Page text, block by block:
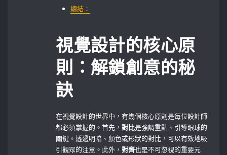
總結：
視覺設計的核心原
則：解鎖創意的秘
訣
在視覺設計的世界中，有幾個核心原則是每位設計師
都必須掌握的。首先，對比是強調重點、引導眼球的
關鍵。透過明暗、顏色或形狀的對比，可以有效地吸
引觀眾的注意。此外，對齊也是不可忽視的重要元